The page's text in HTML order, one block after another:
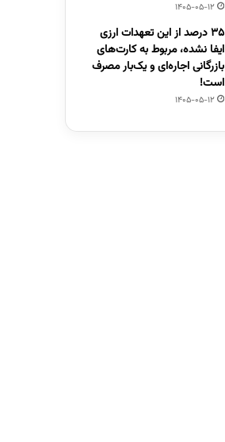
1405-05-12
۳۵ درصد از این تعهدات ارزی
ایفا نشده، مربوط به کارت‌های
بازرگانی اجاره‌ای و یک‌بار مصرف
است!
1405-05-12